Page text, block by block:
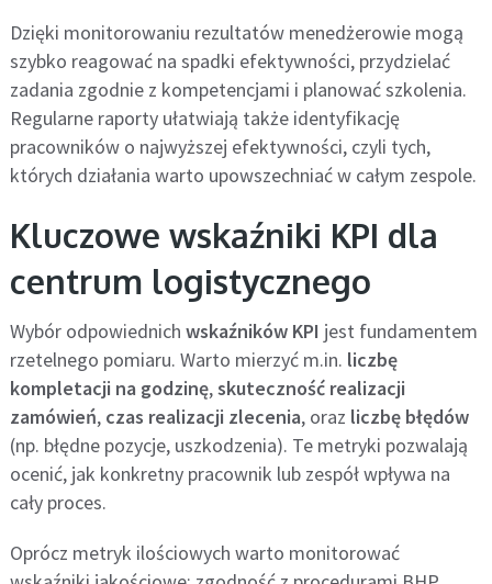
Dzięki monitorowaniu rezultatów menedżerowie mogą
szybko reagować na spadki efektywności, przydzielać
zadania zgodnie z kompetencjami i planować szkolenia.
Regularne raporty ułatwiają także identyfikację
pracowników o najwyższej efektywności, czyli tych,
których działania warto upowszechniać w całym zespole.
Kluczowe wskaźniki KPI dla
centrum logistycznego
Wybór odpowiednich wskaźników KPI jest fundamentem
rzetelnego pomiaru. Warto mierzyć m.in. liczbę
kompletacji na godzinę,skuteczność realizacji
zamówień, czas realizacji zlecenia, oraz liczbę błędów
(np. błędne pozycje, uszkodzenia). Te metryki pozwalają
ocenić, jak konkretny pracownik lub zespół wpływa na
cały proces.
Oprócz metryk ilościowych warto monitorować